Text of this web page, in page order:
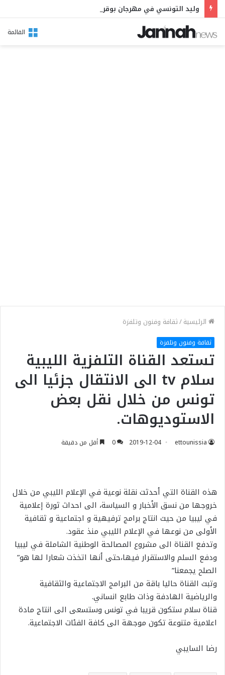
القائمة
الرئيسية/ثقافة وفنون وتلفزة
ثقافة وفنون وتلفزة
تستعد القناة التلفزية الليبية
سلام tv الى الانتقال جزئيا الى
تونس من خلال نقل بعض
الاستوديوهات.
ettounissia
2019-12-04
0 أقل من دقيقة
هذه القناة التي أحدثت نقلة نوعية في الإعلام الليبي من خلال
خروجها من نسق الأخبار و السياسة، الى احداث ثورة إعلامية
في ليبيا من حيث انتاج برامج ترفيهية و اجتماعية و ثقافية
الأولى من نوعها في الإعلام الليبي منذ عقود.
وتدفع القناة الى مشروع المصالحة الوطنية الشاملة في ليبيا
ودفع السلم والاستقرار فيها،حتى أنها اتخذت شعارا لها هو”
الصلح يجمعنا”
وتبث القناة حاليا باقة من البرامج الاجتماعية والثقافية
والرياضية الهادفة وذات طابع انساني.
قناة سلام ستكون قريبا في تونس وستسعى الى انتاج مادة
اعلامية متنوعة تكون موجهة الى كافة الفئات الاجتماعية.
رضا السايبي